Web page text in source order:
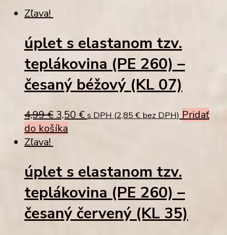
Zľava!
úplet s elastanom tzv.
teplákovina (PE 260) –
česaný béžový (KL 07)
4,99€ Original
price
3,50 €Current
s DPH (2,85 € bez DPH) Pridať
do košíka
Zľava!
úplet s elastanom tzv.
teplákovina (PE 260) –
česaný červený (KL 35)